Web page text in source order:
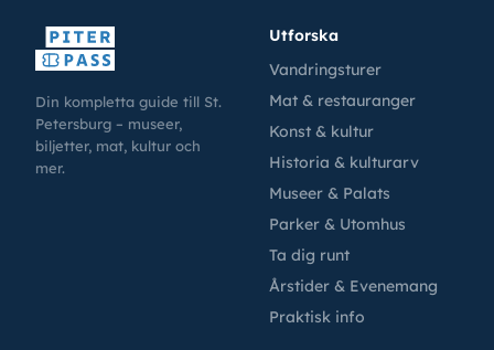
Din kompletta guide till St.
Petersburg – museer,
biljetter, mat, kultur och
mer.
Utforska
Vandringsturer
Mat & restauranger
Konst & kultur
Historia & kulturarv
Museer & Palats
Parker & Utomhus
Ta dig runt
Årstider & Evenemang
Praktisk info